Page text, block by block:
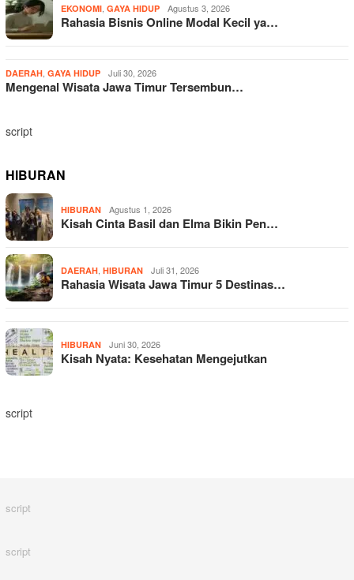
EKONOMI GAYA HIDUP Agustus 3, 2026
Rahasia Bisnis Online Modal Kecil ya…
DAERAH GAYA HIDUP Juli 30, 2026
Mengenal Wisata Jawa Timur Tersembun…
script
HIBURAN
HIBURAN Agustus 1, 2026
Kisah Cinta Basil dan Elma Bikin Pen…
DAERAH HIBURAN Juli 31, 2026
Rahasia Wisata Jawa Timur 5 Destinas…
HIBURAN Juni 30, 2026
Kisah Nyata: Kesehatan Mengejutkan
script
script
script